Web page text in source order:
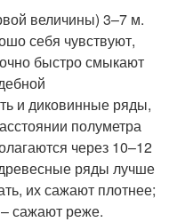
величины) 3–7 м.
себя чувствуют,
быстро смыкают
и диковинные ряды,
полуметра
через 10–12
ряды лучше
их сажают плотнее;
сажают реже.